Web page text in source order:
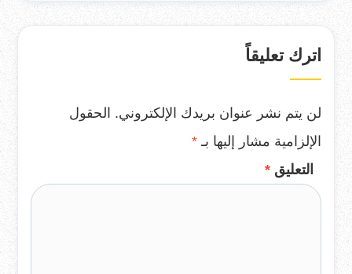
اترك تعليقاً
لن يتم نشر عنوان بريدك الإلكتروني. الحقول
الإلزامية مشار إليها بـ *
التعليق *